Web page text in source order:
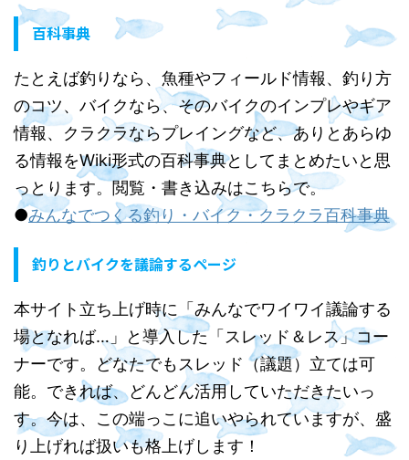
百科事典
たとえば釣りなら、魚種やフィールド情報、釣り方
のコツ、バイクなら、そのバイクのインプレやギア
情報、クラクラならプレイングなど、ありとあらゆ
る情報をWiki形式の百科事典としてまとめたいと思
っとります。閲覧・書き込みはこちらで。
●みんなでつくる釣り・バイク・クラクラ百科事典
釣りとバイクを議論するページ
本サイト立ち上げ時に「みんなでワイワイ議論する
場となれば…」と導入した「スレッド＆レス」コー
ナーです。どなたでもスレッド（議題）立ては可
能。できれば、どんどん活用していただきたいっ
す。今は、この端っこに追いやられていますが、盛
り上げれば扱いも格上げします！